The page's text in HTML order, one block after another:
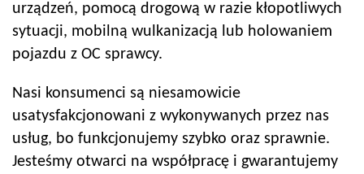
urządzeń, pomocą drogową w razie kłopotliwych
sytuacji, mobilną wulkanizacją lub holowaniem
pojazdu z OC sprawcy.
Nasi konsumenci są niesamowicie
usatysfakcjonowani z wykonywanych przez nas
usług, bo funkcjonujemy szybko oraz sprawnie.
Jesteśmy otwarci na współpracę i gwarantujemy